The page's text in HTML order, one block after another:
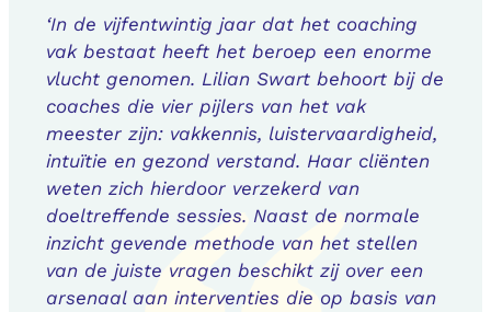
‘In de vijfentwintig jaar dat het coaching
vak bestaat heeft het beroep een enorme
vlucht genomen. Lilian Swart behoort bij de
coaches die vier pijlers van het vak
meester zijn: vakkennis, luistervaardigheid,
intuïtie en gezond verstand. Haar cliënten
weten zich hierdoor verzekerd van
doeltreffende sessies. Naast de normale
inzicht gevende methode van het stellen
van de juiste vragen beschikt zij over een
arsenaal aan interventies die op basis van